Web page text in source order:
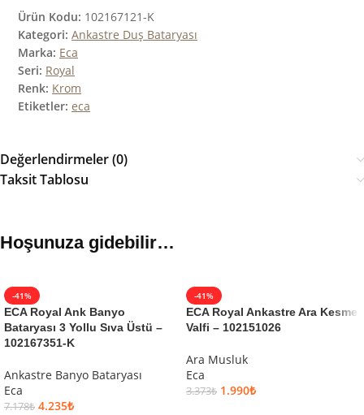
Ürün Kodu: 102167121-K
Kategori: Ankastre Duş Bataryası
Marka: Eca
Seri: Royal
Renk: Krom
Etiketler: eca
Değerlendirmeler (0)
Taksit Tablosu
Hoşunuza gidebilir…
-41%
ECA Royal Ank Banyo
Bataryası 3 Yollu Sıva Üstü –
102167351-K
Ankastre Banyo Bataryası
Eca
7.178₺ 4.235₺
-41%
ECA Royal Ankastre Ara Kesme
Valfi – 102151026
Ara Musluk
Eca
3.373₺ 1.990₺